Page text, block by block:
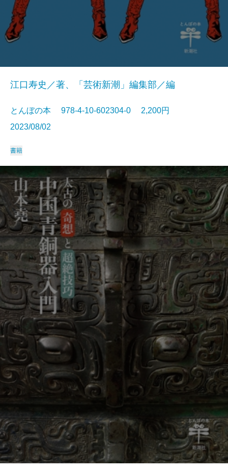
江口寿史／著、「芸術新潮」編集部／編
とんぼの本 978-4-10-602304-0 2,200円
2023/08/02
書籍